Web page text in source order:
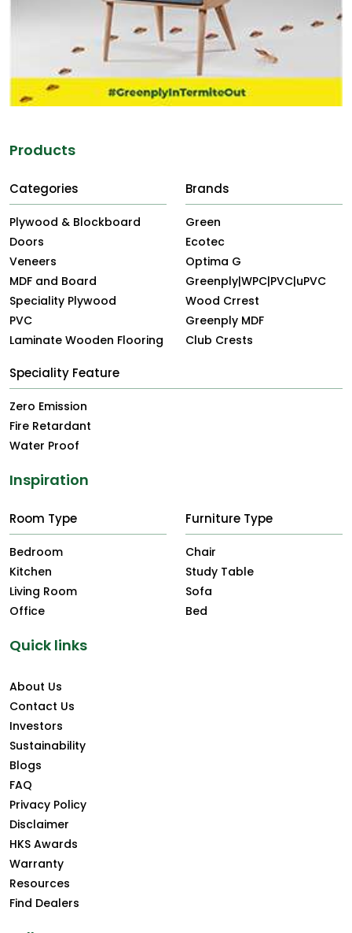
Products
Categories
Plywood & Blockboard
Doors
Veneers
MDF and Board
Speciality Plywood
PVC
Laminate Wooden Flooring
Brands
Green
Ecotec
Optima G
Greenply|WPC|PVC|uPVC
Wood Crrest
Greenply MDF
Club Crests
Speciality Feature
Zero Emission
Fire Retardant
Water Proof
Inspiration
Room Type
Bedroom
Kitchen
Living Room
Office
Furniture Type
Chair
Study Table
Sofa
Bed
Quick links
About Us
Contact Us
Investors
Sustainability
Blogs
FAQ
Privacy Policy
Disclaimer
HKS Awards
Warranty
Resources
Find Dealers